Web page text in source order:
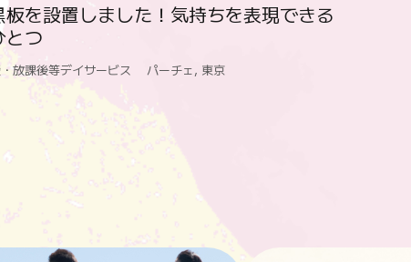
板を設置しました！気持ちを表現できる
とつ
放課後等デイサービス パーチェ, 東京